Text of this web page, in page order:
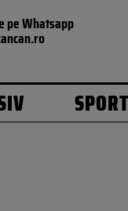
pe Whatsapp
SPORT